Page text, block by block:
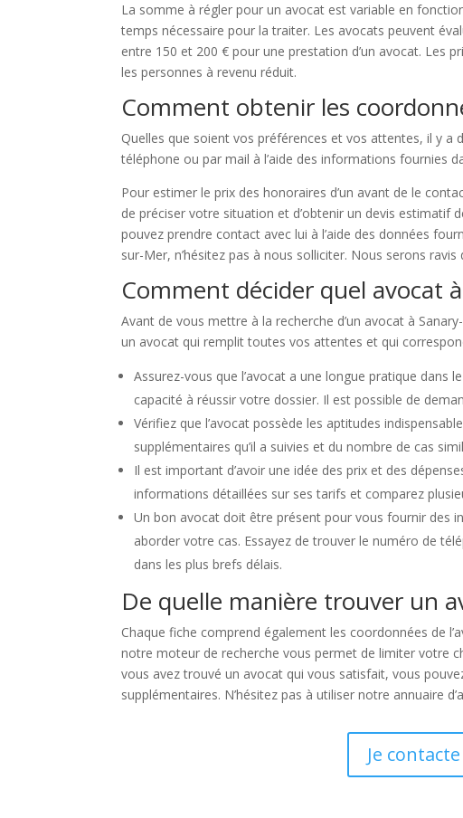
La somme à régler pour un avocat est variable en
temps nécessaire pour la traiter. Les avocats peuvent
entre 150 et 200 € pour une prestation d’un avocat. Les
les personnes à revenu réduit.
Comment obtenir les
Quelles que soient vos préférences et vos attentes, il y a
téléphone ou par mail à l’aide des informations fournies
Pour estimer le prix des honoraires d’un avant de le
de préciser votre situation et d’obtenir un devis estimatif
pouvez prendre contact avec lui à l’aide des données
sur-Mer, n’hésitez pas à nous solliciter. Nous serons ravis
Comment décider quel avocat
Avant de vous mettre à la recherche d’un avocat à
un avocat qui remplit toutes vos attentes et qui
Assurez-vous que l’avocat a une longue pratique dans
capacité à réussir votre dossier. Il est possible de
Vérifiez que l’avocat possède les aptitudes
supplémentaires qu’il a suivies et du nombre de cas
Il est important d’avoir une idée des prix et des
informations détaillées sur ses tarifs et comparez
Un bon avocat doit être présent pour vous fournir des
aborder votre cas. Essayez de trouver le numéro de
dans les plus brefs délais.
De quelle manière trouver un
Chaque fiche comprend également les coordonnées de
notre moteur de recherche vous permet de limiter votre
vous avez trouvé un avocat qui vous satisfait, vous
supplémentaires. N’hésitez pas à utiliser notre annuaire
Je